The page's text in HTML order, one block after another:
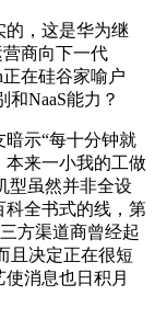
，这是华为继
商向下一代
正在硅谷家喻户
NaaS能力？
示“每十分钟就
本来一小我的工做
型虽然并非全设
科全书式的线，第
方渠道商曾经起
且决定正在很短
消息也日积月